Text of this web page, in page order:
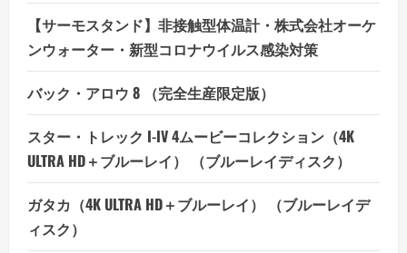
【サーモスタンド】非接触型体温計・株式会社オーケ
ンウォーター・新型コロナウイルス感染対策
バック・アロウ 8 （完全生産限定版）
スター・トレック I-IV 4ムービーコレクション（4K
ULTRA HD＋ブルーレイ） （ブルーレイディスク）
ガタカ（4K ULTRA HD＋ブルーレイ） （ブルーレイデ
ィスク）